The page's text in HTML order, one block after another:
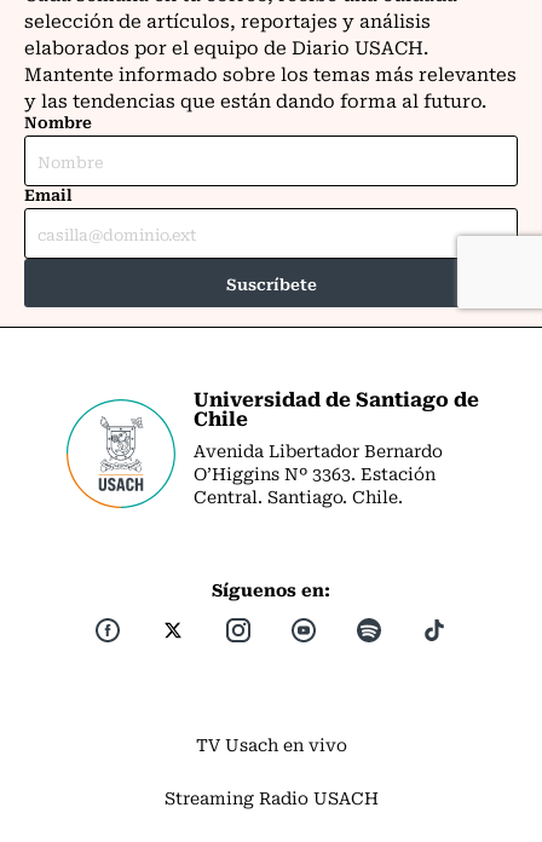
Universidad de Santiago de
Chile
Avenida Libertador Bernardo
O’Higgins Nº 3363. Estación
Central. Santiago. Chile.
Síguenos en:
TV Usach en vivo
Streaming Radio USACH